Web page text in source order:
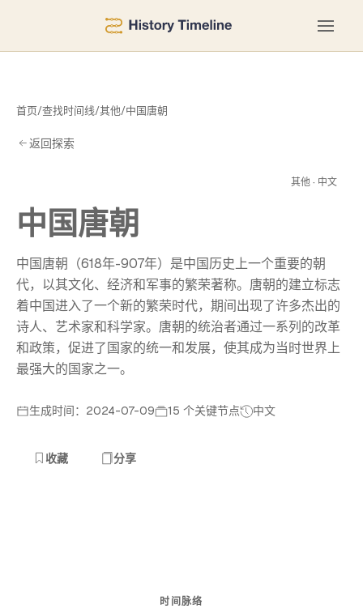
首页/查找时间线/其他/中国唐朝
返回探索
其他 · 中文
中国唐朝
中国唐朝（618年-907年）是中国历史上一个重要的朝
代，以其文化、经济和军事的繁荣著称。唐朝的建立标志
着中国进入了一个新的繁荣时代，期间出现了许多杰出的
诗人、艺术家和科学家。唐朝的统治者通过一系列的改革
和政策，促进了国家的统一和发展，使其成为当时世界上
最强大的国家之一。
生成时间：2024-07-09 15 个关键节点 中文
收藏 分享
时间脉络